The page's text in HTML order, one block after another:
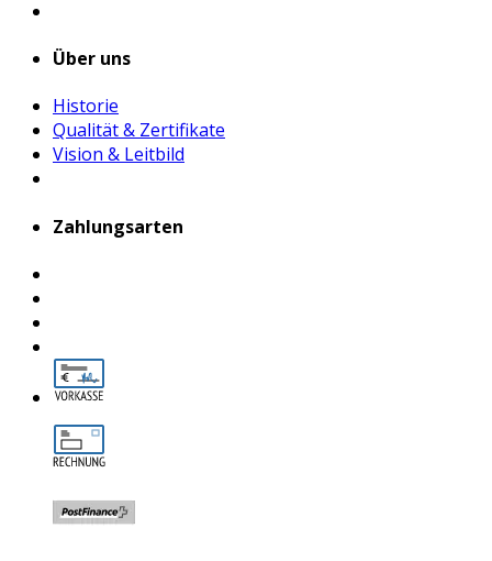
Über uns
Historie
Qualität & Zertifikate
Vision & Leitbild
Zahlungsarten